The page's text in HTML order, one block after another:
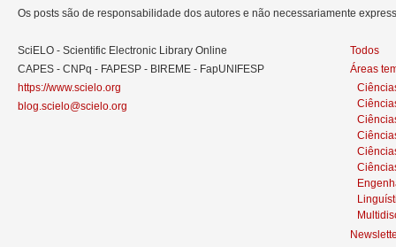
Os posts são de responsabilidade dos autores e não necessariamente
SciELO - Scientific Electronic Library Online
CAPES - CNPq - FAPESP - BIREME - FapUNIFESP
https://www.scielo.org
blog.scielo@scielo.org
Todos
Áreas